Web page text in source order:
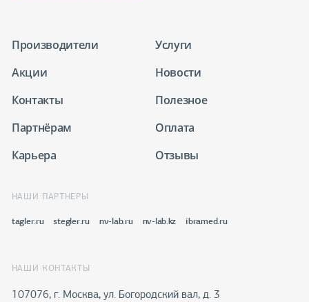
Производители
Услуги
Акции
Новости
Контакты
Полезное
Партнёрам
Оплата
Карьера
Отзывы
НАШИ ПАРТНЕРЫ
tagler.ru stegler.ru nv-lab.ru nv-lab.kz ibramed.ru
НАШИ КОНТАКТЫ
107076, г. Москва, ул. Богородский вал, д. 3